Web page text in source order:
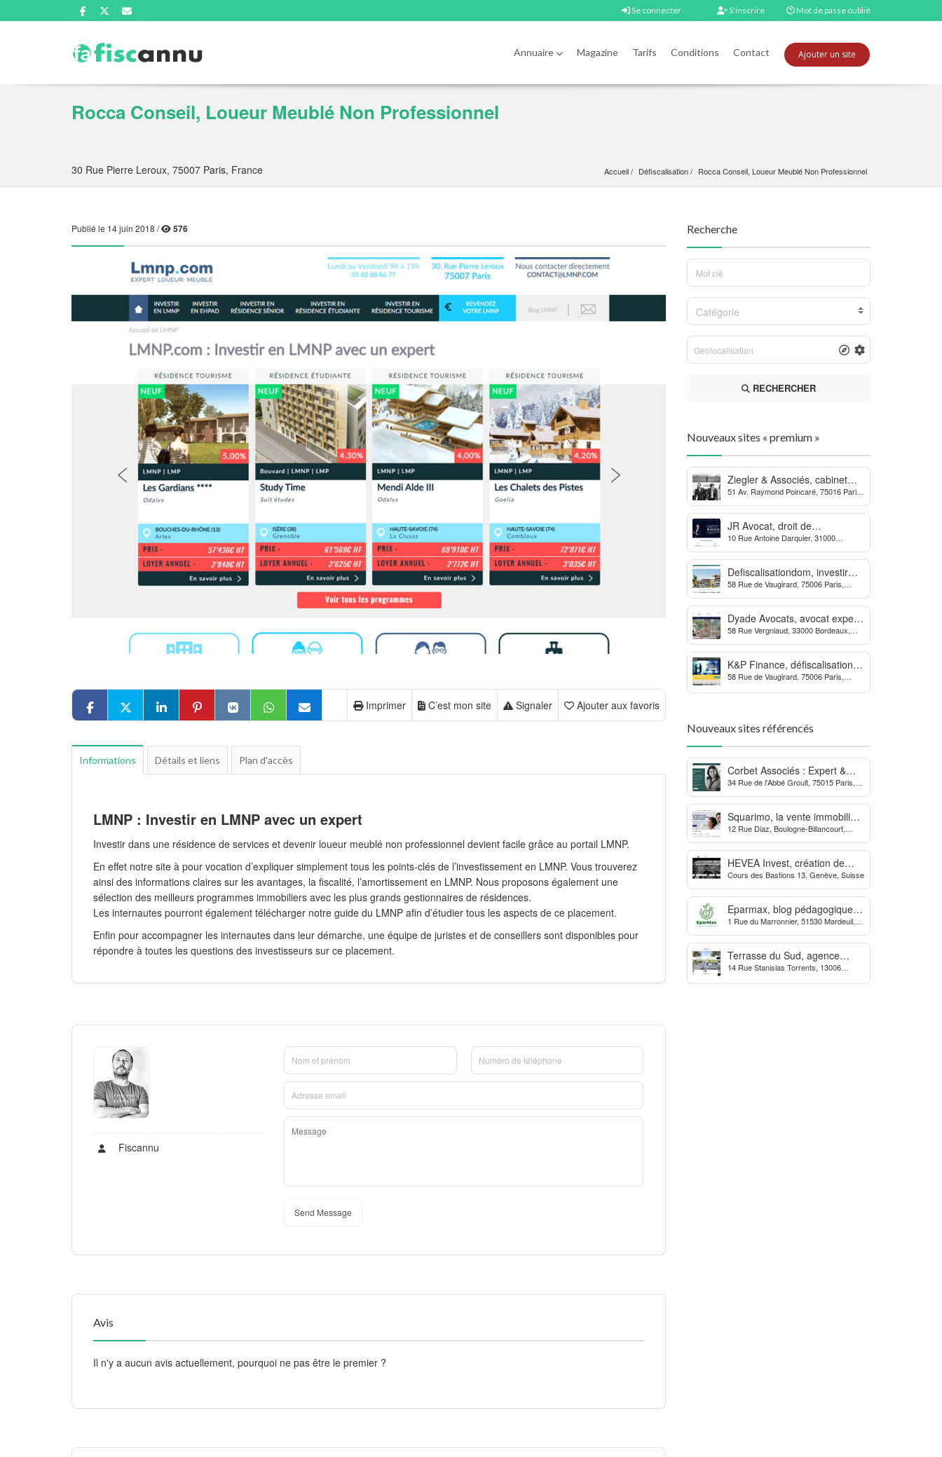
Se connecter S'inscrire Mot de passe oublié
Annuaire Magazine Tarifs Conditions Contact Ajouter un site
Rocca Conseil, Loueur Meublé Non Professionnel
30 Rue Pierre Leroux, 75007 Paris, France Accueil Défiscalisation Rocca Conseil, Loueur Meublé Non Professionnel
Publié le 14 juin 2018 / 576
Ajouter aux favoris
Signaler
C’est mon site
Imprimer
Informations Détails et liens Plan d'accès
LMNP : Investir en LMNP avec un expert
Investir dans une résidence de services et devenir loueur meublé non professionnel devient facile grâce au portail LMNP.
En effet notre site à pour vocation d’expliquer simplement tous les points-clés de l’investissement en LMNP. Vous trouverez
ainsi des informations claires sur les avantages, la fiscalité, l’amortissement en LMNP. Nous proposons également une
sélection des meilleurs programmes immobiliers avec les plus grands gestionnaires de résidences.
Les internautes pourront également télécharger notre guide du LMNP afin d’étudier tous les aspects de ce placement.
Enfin pour accompagner les internautes dans leur démarche, une équipe de juristes et de conseillers sont disponibles pour
répondre à toutes les questions des investisseurs sur ce placement.
Fiscannu
Send Message
Avis
Il n'y a aucun avis actuellement, pourquoi ne pas être le premier ?
Recherche
Catégorie
RECHERCHER
Nouveaux sites « premium »
Ziegler & Associés, cabinet
d’avocats en droit bancaire,
cryptomonnaie et escroqueries
financières
51 Av. Raymond Poincaré, 75016 Paris,
JR Avocat, droit de
l’environnement et de
l’urbanisme
10 Rue Antoine Darquier, 31000
Defiscalisationdom, investir
dans l’immobilier neuf Outre-
mer
58 Rue de Vaugirard, 75006 Paris,
Dyade Avocats, avocat expert
des procédures contre la
MDPH
58 Rue Vergniaud, 33000 Bordeaux,
K&P Finance, défiscalisation et
placements financiers
58 Rue de Vaugirard, 75006 Paris,
Nouveaux sites référencés
Corbet Associés : Expert &
Partenaire des Dirigeants
d’Entreprise
34 Rue de l'Abbé Groult, 75015 Paris,
Squarimo, la vente immobilière
interactive qui dynamise les
transactions
12 Rue Diaz, Boulogne-Billancourt,
HEVEA Invest, création de
société et domiciliation en
Suisse
Cours des Bastions 13, Genève, Suisse
Eparmax, blog pédagogique
sur les finances personnelles
1 Rue du Marronnier, 51530 Mardeuil,
Terrasse du Sud, agence
Immobilière à Marseille
14 Rue Stanislas Torrents, 13006